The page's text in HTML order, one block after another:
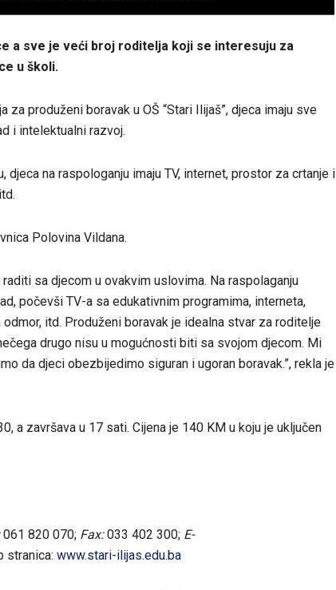
a sve je veći broj roditelja koji se interesuju za
u školi.
za produženi boravak u OŠ “Stari Ilijaš”, djeca imaju sve
i intelektualni razvoj.
djeca na raspologanju imaju TV, internet, prostor za crtanje i
Polovina Vildana.
sa djecom u ovakvim uslovima. Na raspolaganju
počevši TV-a sa edukativnim programima, interneta,
itd. Produženi boravak je idealna stvar za roditelje
drugo nisu u mogućnosti biti sa svojom djecom. Mi
da djeci obezbijedimo siguran i ugoran boravak.”, rekla je
a završava u 17 sati. Cijena je 140 KM u koju je uključen
061 820 070; Fax:033 402 300; E-
stranica: www.stari-ilijas.edu.ba